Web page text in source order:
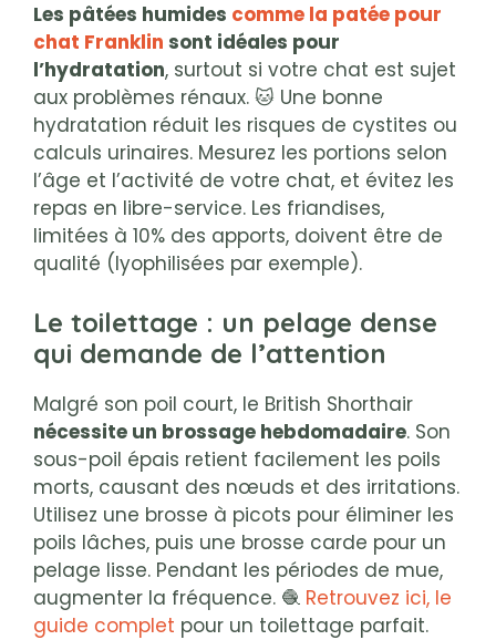
Les pâtées humides comme la patée pour
chat Franklin sont idéales pour
l’hydratation, surtout si votre chat est sujet
aux problèmes rénaux. 🐱 Une bonne
hydratation réduit les risques de cystites ou
calculs urinaires. Mesurez les portions selon
l’âge et l’activité de votre chat, et évitez les
repas en libre-service. Les friandises,
limitées à 10% des apports, doivent être de
qualité (lyophilisées par exemple).
Le toilettage : un pelage dense
qui demande de l’attention
Malgré son poil court, le British Shorthair
nécessite un brossage hebdomadaire. Son
sous-poil épais retient facilement les poils
morts, causant des nœuds et des irritations.
Utilisez une brosse à picots pour éliminer les
poils lâches, puis une brosse carde pour un
pelage lisse. Pendant les périodes de mue,
augmenter la fréquence. 🧶 Retrouvez ici, le
guide complet pour un toilettage parfait.